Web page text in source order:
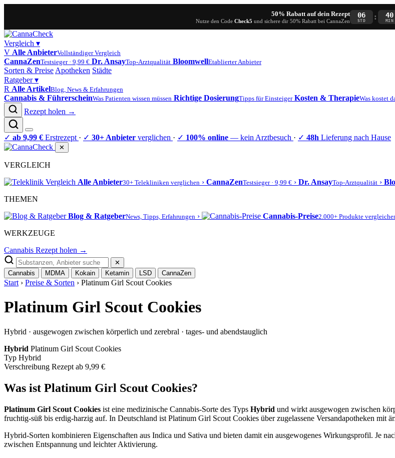
50% Rabatt auf dein Rezept
Nutze den Code Check5 und sichere dir 50% Rabatt bei CannaZen
06
STD : 40
MIN
Vergleich ▾
V Alle AnbieterVollständiger Vergleich
CannaZenTestsieger · 9,99 € Dr. AnsayTop-Arztqualität BloomwellEtablierter Anbieter
Sorten & Preise Apotheken Städte
Ratgeber▾
R Alle ArtikelBlog, News & Erfahrungen
Cannabis & FührerscheinWas Patienten wissen müssen Richtige DosierungTipps für Einsteiger Kosten & TherapieWas kostet
Rezept holen →
✓ ab 9,99 € Erstrezept · ✓ 30+ Anbieter verglichen · ✓ 100% online — kein Arztbesuch · ✓ 48h Lieferung nach Hause
✕
VERGLEICH
Alle Anbieter30+ Telekliniken verglichen › CannaZenTestsieger · 9,99 € › Dr. AnsayTop-Arztqualität ›
THEMEN
Blog & RatgeberNews, Tipps, Erfahrungen › Cannabis-Preise2.000+ Produkte
WERKZEUGE
Cannabis Rezept holen →
✕
Cannabis
MDMA Kokain Ketamin LSD CannaZen
Start › Preise & Sorten › Platinum Girl Scout Cookies
Platinum Girl Scout Cookies
Hybrid · ausgewogen zwischen körperlich und zerebral · tages- und abendstauglich
Hybrid Platinum Girl Scout Cookies
Typ Hybrid
Verschreibung Rezept ab 9,99 €
Was ist Platinum Girl Scout Cookies?
Platinum Girl Scout Cookies ist eine medizinische Cannabis-Sorte des Typs Hybrid und wirkt ausgewogen zwischen
fruchtig-süß bis erdig-harzig auf. In Deutschland ist Platinum Girl Scout Cookies über zugelassene Versandapotheken mit
Hybrid-Sorten kombinieren Eigenschaften aus Indica und Sativa und bieten damit ein ausgewogenes Wirkungsprofil. Je
zwischen Entspannung und leichter Aktivierung.